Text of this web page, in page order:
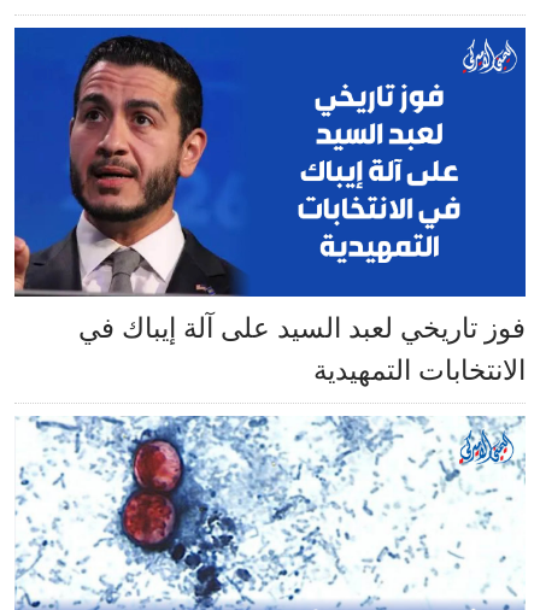
فوز تاريخي لعبد السيد على آلة إيباك في
الانتخابات التمهيدية